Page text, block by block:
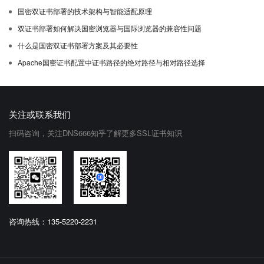
国密双证书部署的技术架构与智能适配原理
双证书部署如何解决国密浏览器与国际浏览器的兼容性问题
什么是国密双证书部署方案及其必要性
Apache国密证书配置中证书路径的绝对路径与相对路径选择
关注或联系我们
扫码咨询，关注DNS666知乎了解更多SSL证书知识
咨询热线：135-5220-2231